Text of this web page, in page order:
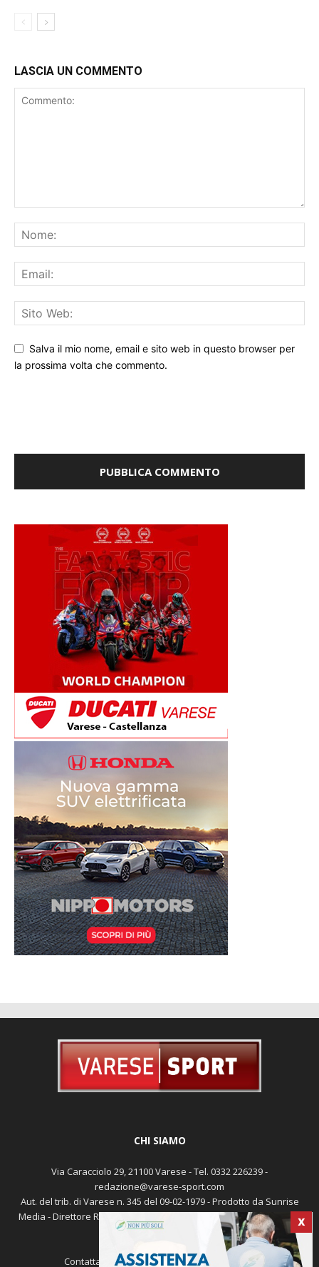
LASCIA UN COMMENTO
Salva il mio nome, email e sito web in questo browser per
la prossima volta che commento.
X
CHI SIAMO
Via Caracciolo 29, 21100 Varese - Tel. 0332 226239 -
redazione@varese-sport.com
Aut. del trib. di Varese n. 345 del 09-02-1979 - Prodotto da Sunrise
Media - Direttore Responsabile: Michele Marocco -Cookie policy
Pubblicità
Contattaci: redazione@varese-sport.com